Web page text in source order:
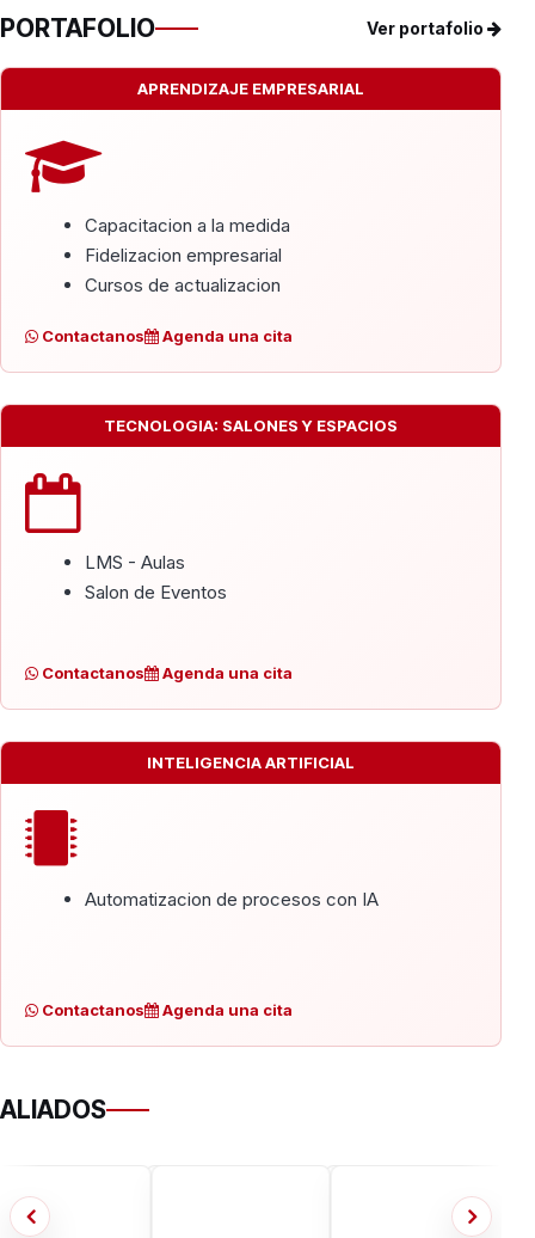
PORTAFOLIO Ver portafolio
APRENDIZAJE EMPRESARIAL
Capacitacion a la medida
Fidelizacion empresarial
Cursos de actualizacion
Contactanos Agenda una cita
TECNOLOGIA: SALONES Y ESPACIOS
LMS - Aulas
Salon de Eventos
Contactanos Agenda una cita
INTELIGENCIA ARTIFICIAL
Automatizacion de procesos con IA
Contactanos Agenda una cita
ALIADOS